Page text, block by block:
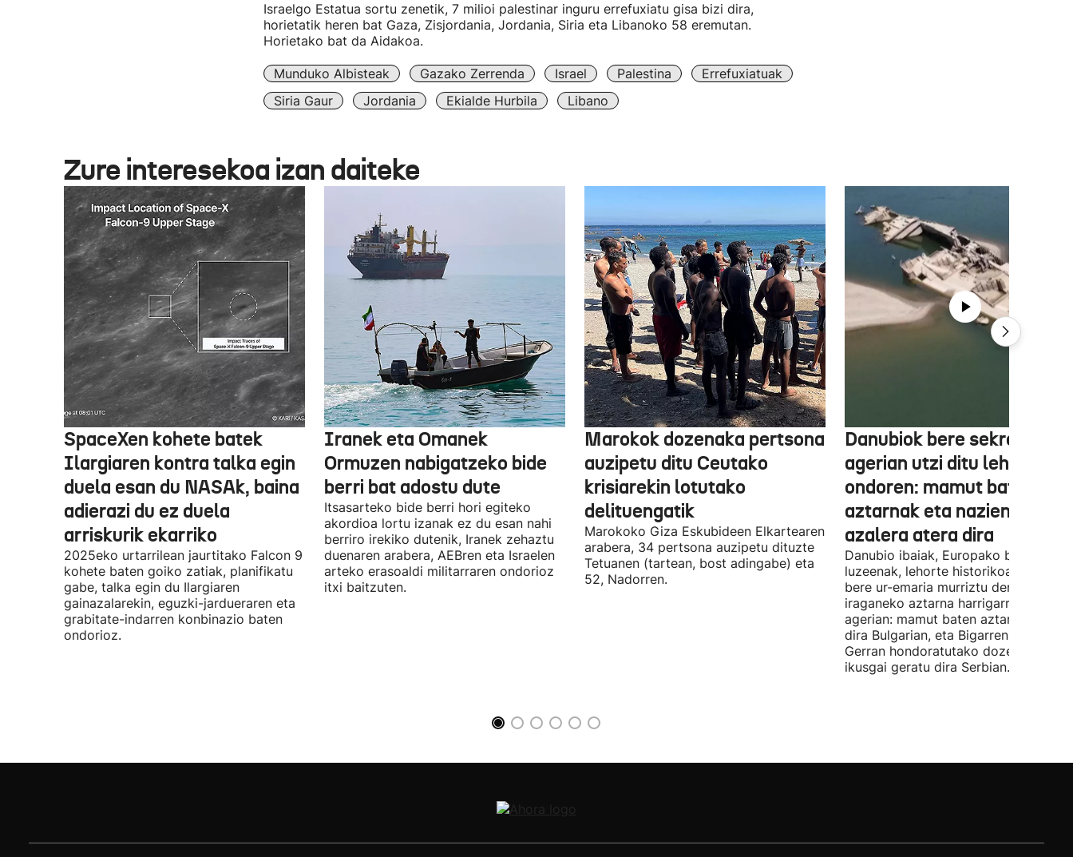
Israelgo Estatua sortu zenetik, 7 milioi palestinar inguru errefuxiatu gisa bizi dira,
horietatik heren bat Gaza, Zisjordania, Jordania, Siria eta Libanoko 58 eremutan.
Horietako bat da Aidakoa.
Munduko Albisteak Gazako Zerrenda Israel Palestina
Errefuxiatuak
Siria Gaur
Jordania Ekialde Hurbila Libano
Zure interesekoa izan daiteke
SpaceXen kohete batek
Ilargiaren kontra talka egin
duela esan du NASAk, baina
adierazi du ez duela
arriskurik ekarriko
2025eko urtarrilean jaurtitako Falcon 9
kohete baten goiko zatiak, planifikatu
gabe, talka egin du Ilargiaren
gainazalarekin, eguzki-jardueraren eta
grabitate-indarren konbinazio baten
ondorioz.
Iranek eta Omanek
Ormuzen nabigatzeko bide
berri bat adostu dute
Itsasarteko bide berri hori egiteko
akordioa lortu izanak ez du esan nahi
berriro irekiko dutenik, Iranek zehaztu
duenaren arabera, AEBren eta Israelen
arteko erasoaldi militarraren ondorioz
itxi baitzuten.
Marokok dozenaka pertsona
auzipetu ditu Ceutako
krisiarekin lotutako
delituengatik
Marokoko Giza Eskubideen Elkartearen
arabera, 34 pertsona auzipetu dituzte
Tetuanen (tartean, bost adingabe) eta
52, Nadorren.
Danubiok bere sekretuak
agerian utzi ditu
ondoren: mamut baten
aztarnak eta nazien
azalera atera dira
Danubio ibaiak, Europako bigarren
luzeenak, lehorte historikoa bizi du,
bere ur-emaria murriztu denez,
iraganeko aztarna harrigarriak utzi
agerian: mamut baten aztarnak
dira Bulgarian, eta Bigarren Mundu
Gerran hondoratutako dozenaka
ikusgai geratu dira Serbian.